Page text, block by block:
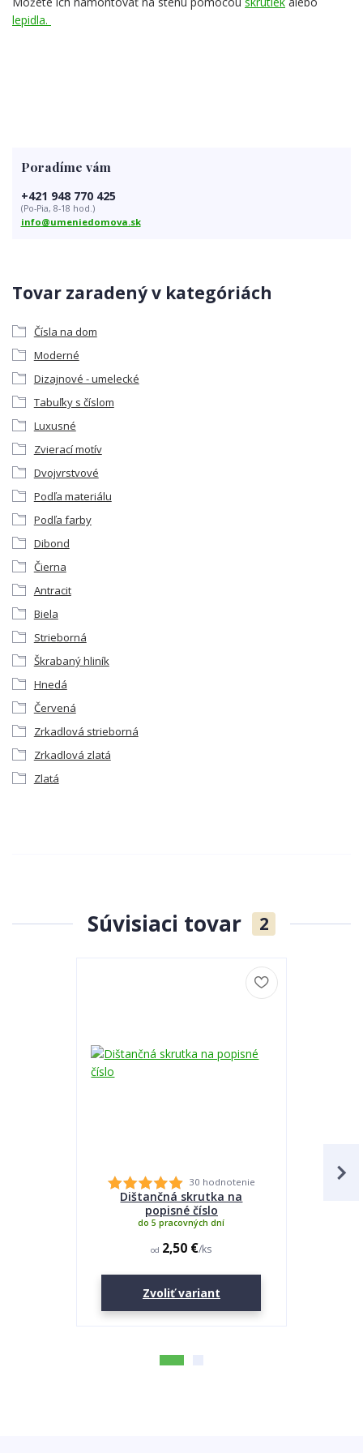
lepidla.
Tovar zaradený v kategóriách
Čísla na dom
Moderné
Dizajnové - umelecké
Tabuľky s číslom
Luxusné
Zvierací motív
Dvojvrstvové
Podľa materiálu
Podľa farby
Dibond
Čierna
Antracit
Biela
Strieborná
Škrabaný hliník
Hnedá
Červená
Zrkadlová strieborná
Zrkadlová zlatá
Zlatá
Poradíme vám
+421 948 770 425
(Po-Pia, 8-18 hod.)
info@umeniedomova.sk
Súvisiaci tovar 2
30 hodnotenie
Dištančná skrutka na
popisné číslo
od 2,50 €/ks
do 5 pracovných dní
Zvoliť variant